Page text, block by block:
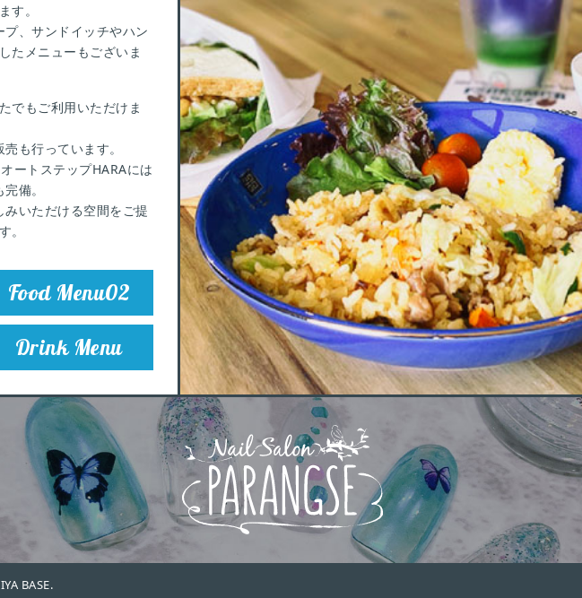
す。
、サンドイッチやハン
たメニューもございま
でもご利用いただけま
も行っています。
ートステップHARAには
備。
いただける空間をご提
。
Food Menu02
Drink Menu
BASE.